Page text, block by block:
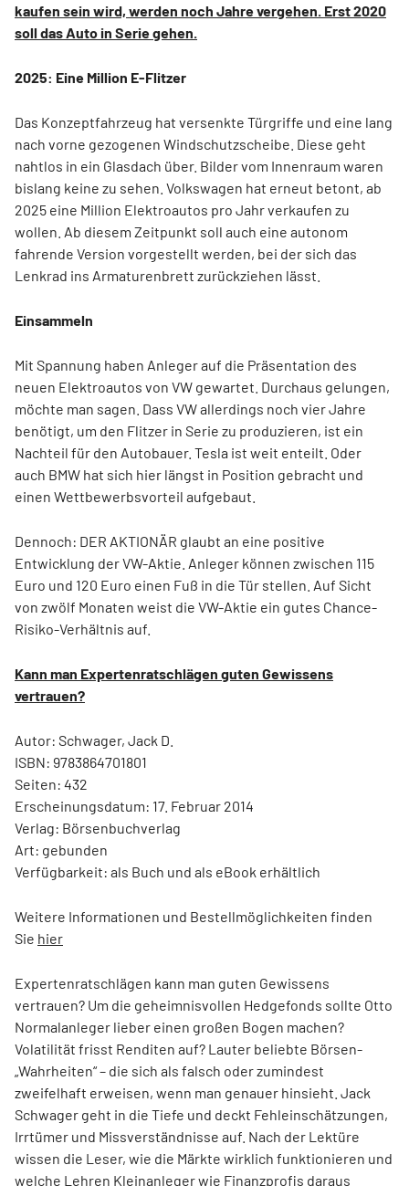
kaufen sein wird, werden noch Jahre vergehen. Erst 2020
soll das Auto in Serie gehen.
2025: Eine Million E-Flitzer
Das Konzeptfahrzeug hat versenkte Türgriffe und eine lang
nach vorne gezogenen Windschutzscheibe. Diese geht
nahtlos in ein Glasdach über. Bilder vom Innenraum waren
bislang keine zu sehen. Volkswagen hat erneut betont, ab
2025 eine Million Elektroautos pro Jahr verkaufen zu
wollen. Ab diesem Zeitpunkt soll auch eine autonom
fahrende Version vorgestellt werden, bei der sich das
Lenkrad ins Armaturenbrett zurückziehen lässt.
Einsammeln
Mit Spannung haben Anleger auf die Präsentation des
neuen Elektroautos von VW gewartet. Durchaus gelungen,
möchte man sagen. Dass VW allerdings noch vier Jahre
benötigt, um den Flitzer in Serie zu produzieren, ist ein
Nachteil für den Autobauer. Tesla ist weit enteilt. Oder
auch BMW hat sich hier längst in Position gebracht und
einen Wettbewerbsvorteil aufgebaut.
Dennoch: DER AKTIONÄR glaubt an eine positive
Entwicklung der VW-Aktie. Anleger können zwischen 115
Euro und 120 Euro einen Fuß in die Tür stellen. Auf Sicht
von zwölf Monaten weist die VW-Aktie ein gutes Chance-
Risiko-Verhältnis auf.
Kann man Expertenratschlägen guten Gewissens
vertrauen?
Autor: Schwager, Jack D.
ISBN: 9783864701801
Seiten: 432
Erscheinungsdatum: 17. Februar 2014
Verlag: Börsenbuchverlag
Art: gebunden
Verfügbarkeit: als Buch und als eBook erhältlich
Weitere Informationen und Bestellmöglichkeiten finden
Sie hier
Expertenratschlägen kann man guten Gewissens
vertrauen? Um die geheimnisvollen Hedgefonds sollte Otto
Normalanleger lieber einen großen Bogen machen?
Volatilität frisst Renditen auf? Lauter beliebte Börsen-
„Wahrheiten“ – die sich als falsch oder zumindest
zweifelhaft erweisen, wenn man genauer hinsieht. Jack
Schwager geht in die Tiefe und deckt Fehleinschätzungen,
Irrtümer und Missverständnisse auf. Nach der Lektüre
wissen die Leser, wie die Märkte wirklich funktionieren und
welche Lehren Kleinanleger wie Finanzprofis daraus